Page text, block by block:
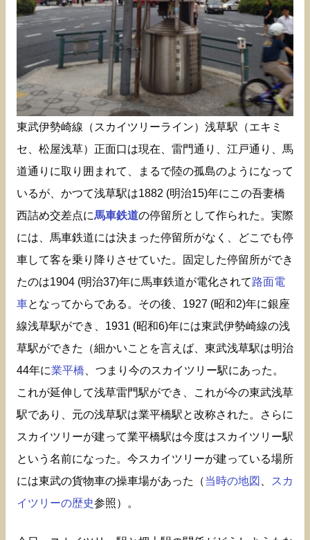
東武伊勢崎線（スカイツリーライン）浅草駅（エキミ
セ、松屋浅草）正面口は現在、雷門通り、江戸通り、馬
道通りに取り囲まれて、まるで陸の孤島のようになって
いるが、かつて浅草駅は1882 (明治15)年にこの吾妻橋
西詰め交差点に馬車鉄道の停留所として作られた。実際
には、馬車鉄道には決まった停留所がなく、どこでも停
車して客を乗り降りさせていた。固定した停留所ができ
たのは1904 (明治37)年に馬車鉄道が電化されて路面電
車となってからである。その後、1927 (昭和2)年に銀座
線浅草駅ができ、1931 (昭和6)年には東武伊勢崎線の浅
草駅ができた（細かいことを言えば、東武浅草駅は明治
44年に業平橋 、つまり今のスカイツリー駅にあった。
これが延伸して浅草雷門駅ができ、これが今の東武浅草
駅であり、元の浅草駅は業平橋駅と改称された。さらに
スカイツリーが建って業平橋駅は今度はスカイツリー駅
という名前になった。今スカイツリーが建っている場所
には東武の貨物車の操車場があった（当時の地図
スカ
イツリーの歴史参照）。